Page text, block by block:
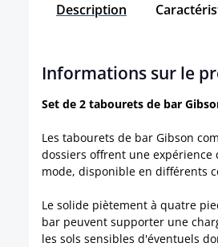
Description
Informations sur le
Set de 2 tabourets de bar
Les tabourets de bar Gibson
dossiers offrent une
mode, disponible en différents
Le solide piètement à quatre
bar peuvent supporter une
les sols sensibles d'éventuels